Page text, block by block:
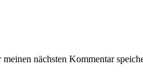
nächsten Kommentar